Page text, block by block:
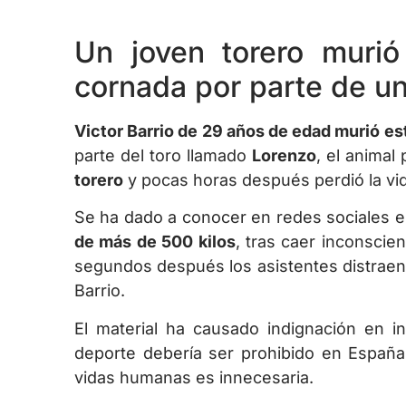
Un joven torero
cornada por parte de
Victor Barrio de 29 años de edad murió
parte del toro llamado Lorenzo, el animal
torero y pocas horas después perdió la
Se ha dado a conocer en redes sociales
de más de 500 kilos, tras caer
segundos después los asistentes
Barrio.
El material ha causado indignación en
deporte debería ser prohibido en
vidas humanas es innecesaria.